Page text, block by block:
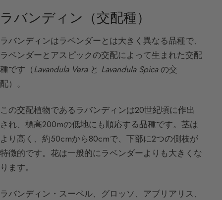
ラバンディン（交配種）
ラバンディンはラベンダーとは大きく異なる品種で、
ラベンダーとアスピックの交配によって生まれた交配
種です（Lavandula Veraと Lavandula Spicaの交
配）。
この交配植物であるラバンディンは20世紀頃に作出
され、標高200mの低地にも順応する品種です。茎は
より高く、約50cmから80cmで、下部に2つの側枝が
特徴的です。花は一般的にラベンダーよりも大きくな
ります。
ラバンディン・スーペル、グロッソ、アブリアリス、